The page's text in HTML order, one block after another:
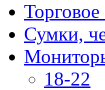
Сумки,
18-22